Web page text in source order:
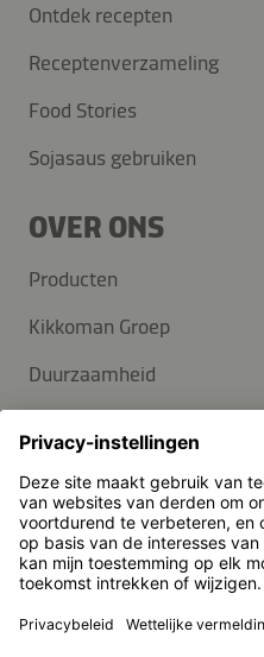
Ontdek recepten
Receptenverzameling
Food Stories
Sojasaus gebruiken
OVER ONS
Producten
Kikkoman Groep
Duurzaamheid
KLANTENSERVICE
Veelgestelde vragen
Contact
Nieuwsbrief